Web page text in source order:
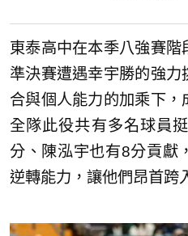
東泰高中在本季八強賽
準決賽遭遇幸宇勝的強
合與個人能力的加乘下，
全隊此役共有多名球員
分、陳泓宇也有8分貢獻
逆轉能力，讓他們昂首跨